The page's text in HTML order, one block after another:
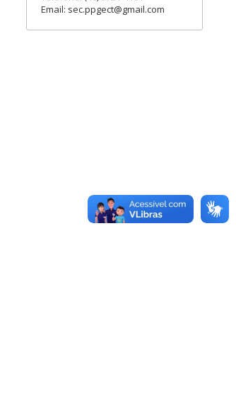
Email: sec.ppgect@gmail.com